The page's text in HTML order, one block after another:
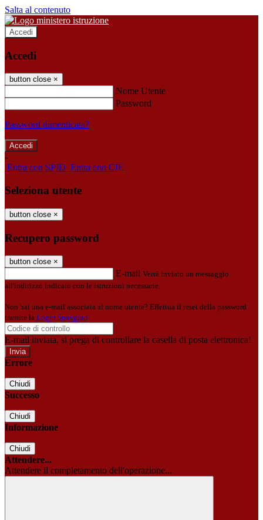
Salta al contenuto
Accedi
Accedi
button close ×
Nome Utente
Password
Password dimenticata?
-
Entra con SPID Entra con CIE
Seleziona utente
button close ×
Recupero password
button close ×
E-mail Verrà inviato un messaggio
all'indirizzo indicato con le istruzioni necessarie.
Non hai una e-mail associata al nome utente? Effettua il reset della password
tramite la Login Spaggiari
E-mail inviata, si prega di controllare la casella di posta elettronica!
Errore
Chiudi
Successo
Chiudi
Informazione
Chiudi
Attendere...
Attendere il completamento dell'operazione...